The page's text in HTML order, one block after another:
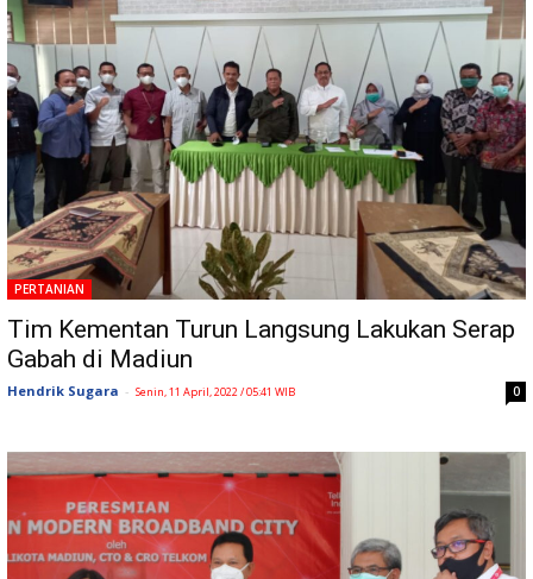
PERTANIAN
Tim Kementan Turun Langsung Lakukan Serap
Gabah di Madiun
Hendrik Sugara - Senin, 11 April, 2022 / 05:41 WIB 0